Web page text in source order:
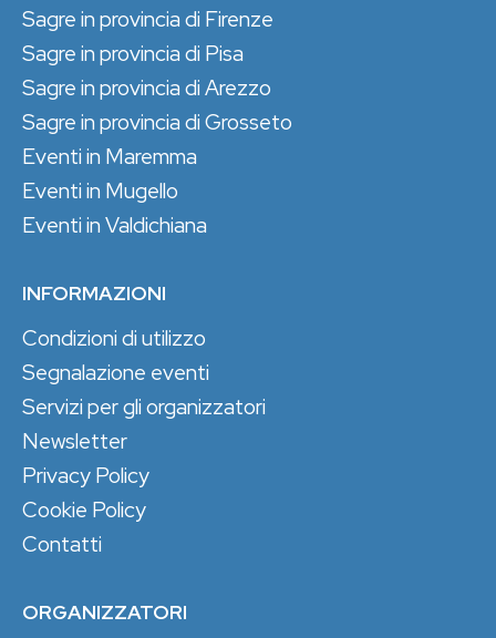
Sagre in provincia di Firenze
Sagre in provincia di Pisa
Sagre in provincia di Arezzo
Sagre in provincia di Grosseto
Eventi in Maremma
Eventi in Mugello
Eventi in Valdichiana
INFORMAZIONI
Condizioni di utilizzo
Segnalazione eventi
Servizi per gli organizzatori
Newsletter
Privacy Policy
Cookie Policy
Contatti
ORGANIZZATORI